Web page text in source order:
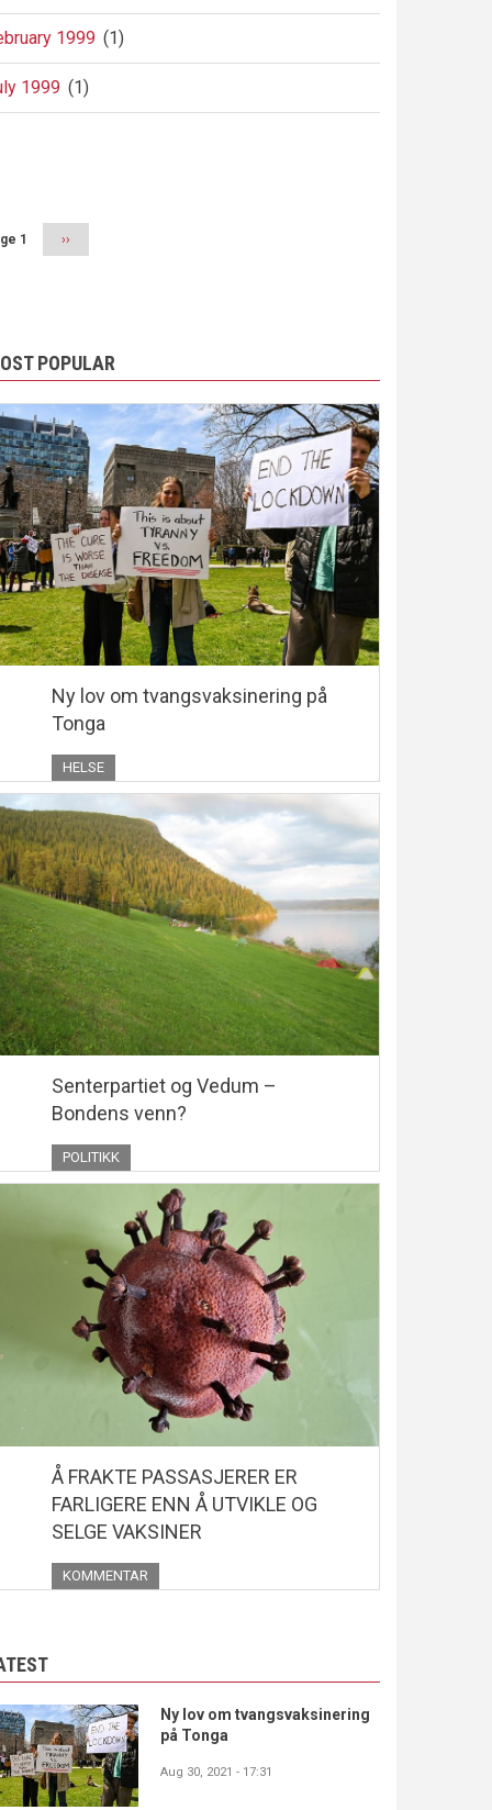
1999 (1)
1999 (1)
1
Next
page
››
POPULAR
Ny lov om tvangsvaksinering på
Tonga
HELSE
Senterpartiet og Vedum –
Bondens venn?
POLITIKK
Å FRAKTE PASSASJERER ER
FARLIGERE ENN Å UTVIKLE OG
SELGE VAKSINER
KOMMENTAR
Ny lov om tvangsvaksinering
på Tonga
Aug 30, 2021 - 17:31